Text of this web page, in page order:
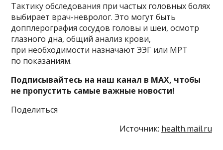
⁠Тактику обследования при частых головных болях
выбирает врач-невролог. Это могут быть
допплерография сосудов головы и шеи, осмотр
глазного дна, общий анализ крови,
при необходимости назначают ЭЭГ или МРТ
по показаниям.
Подписывайтесь на наш канал в MAX, чтобы
не пропустить самые важные новости!
Поделиться
Источник: health.mail.ru